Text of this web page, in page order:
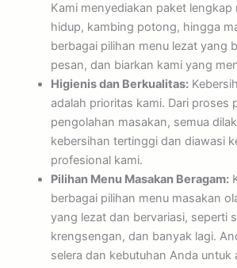
Kami menyediakan paket lengkap
hidup, kambing potong, hingga
berbagai pilihan menu lezat yang
pesan, dan biarkan kami yang
Higienis dan Berkualitas:
adalah prioritas kami. Dari proses
pengolahan masakan, semua
kebersihan tertinggi dan diawasi
profesional kami.
Pilihan Menu Masakan Beragam:
berbagai pilihan menu masakan
yang lezat dan bervariasi, seperti
krengsengan, dan banyak lagi.
selera dan kebutuhan Anda untuk